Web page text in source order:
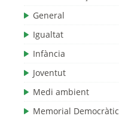
General
Igualtat
Infància
Joventut
Medi ambient
Memorial Democràtic